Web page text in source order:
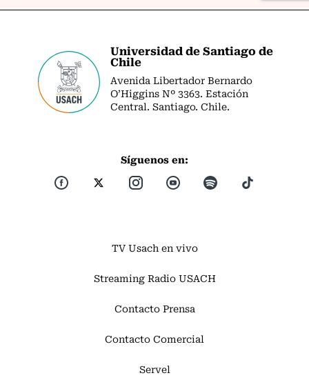
Universidad de Santiago de
Chile
Avenida Libertador Bernardo
O’Higgins Nº 3363. Estación
Central. Santiago. Chile.
Síguenos en:
TV Usach en vivo
Streaming Radio USACH
Contacto Prensa
Contacto Comercial
Servel